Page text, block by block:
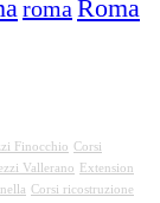
roma Roma
Finocchio Corsi
Vallerano
Extension
Corsi ricostruzione